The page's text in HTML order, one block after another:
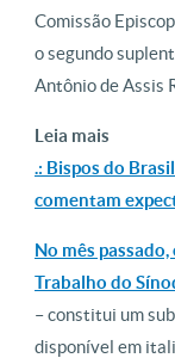
Comissão
o segundo
Antônio de Assis
Leia mais
.: Bispos do
comentam
No mês
Trabalho do
– constitui um
disponível em